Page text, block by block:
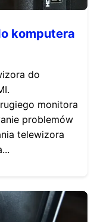
komputera
do
monitora
problemów
telewizora